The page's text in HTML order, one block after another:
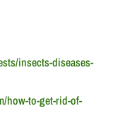
insects-diseases-
how-to-get-rid-of-